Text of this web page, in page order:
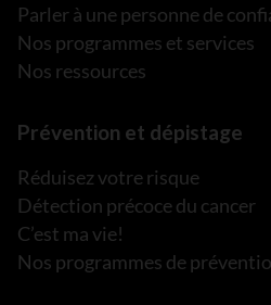
Parler à une personne de
Nos programmes et services
Nos ressources
Prévention et dépistage
Réduisez votre risque
Détection précoce du cancer
C’est ma vie!
Nos programmes de